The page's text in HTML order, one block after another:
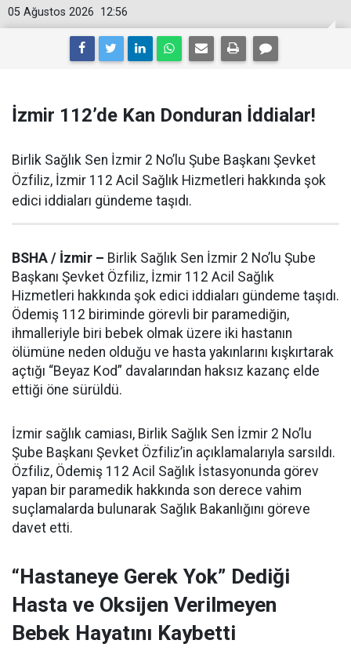
12:56
05 Ağustos 2026
İzmir 112’de Kan Donduran İddialar!
Birlik Sağlık Sen İzmir 2 No’lu Şube Başkanı Şevket
Özfiliz, İzmir 112 Acil Sağlık Hizmetleri hakkında şok
edici iddiaları gündeme taşıdı.
BSHA / İzmir – Birlik Sağlık Sen İzmir 2 No’lu Şube
Başkanı Şevket Özfiliz, İzmir 112 Acil Sağlık
Hizmetleri hakkında şok edici iddiaları gündeme taşıdı.
Ödemiş 112 biriminde görevli bir paramediğin,
ihmalleriyle biri bebek olmak üzere iki hastanın
ölümüne neden olduğu ve hasta yakınlarını kışkırtarak
açtığı “Beyaz Kod” davalarından haksız kazanç elde
ettiği öne sürüldü.
İzmir sağlık camiası, Birlik Sağlık Sen İzmir 2 No’lu
Şube Başkanı Şevket Özfiliz’in açıklamalarıyla sarsıldı.
Özfiliz, Ödemiş 112 Acil Sağlık İstasyonunda görev
yapan bir paramedik hakkında son derece vahim
suçlamalarda bulunarak Sağlık Bakanlığını göreve
davet etti.
“Hastaneye Gerek Yok” Dediği
Hasta ve Oksijen Verilmeyen
Bebek Hayatını Kaybetti